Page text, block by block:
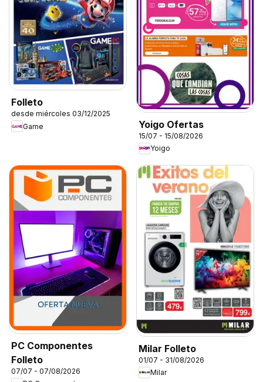
Folleto
desde miércoles 03/12/2025
Game
Yoigo Ofertas
15/07 - 15/08/2026
Yoigo
PC Componentes
Folleto
07/07 - 07/08/2026
Milar Folleto
01/07 - 31/08/2026
Milar